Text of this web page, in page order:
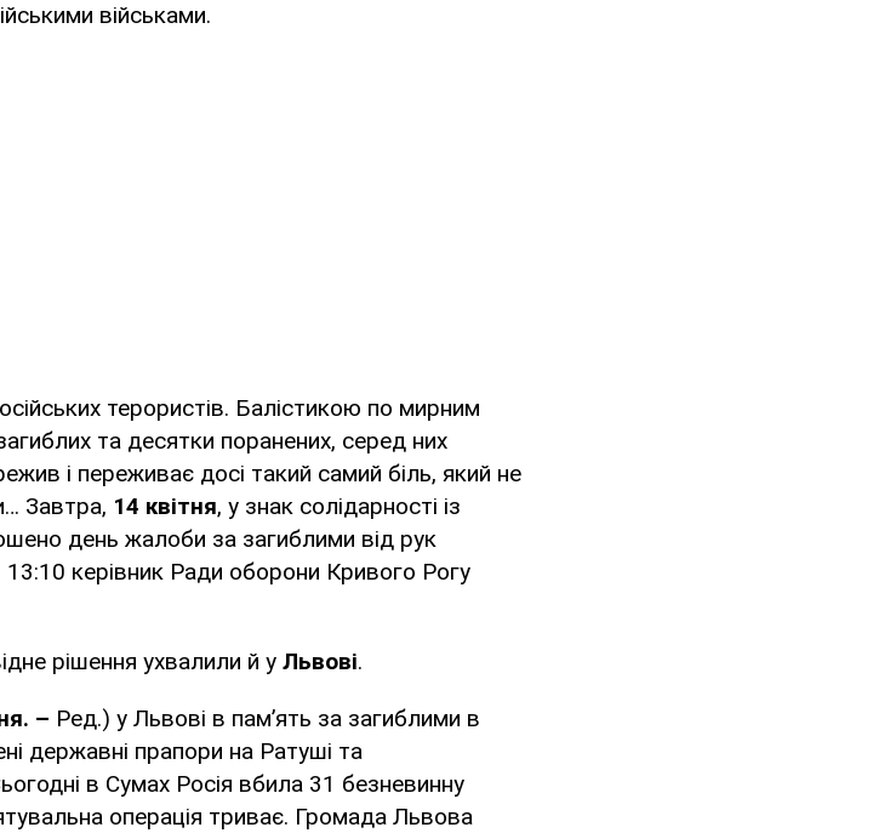
військами.
терористів. Балістикою по мирним
та десятки поранених, серед них
і переживає досі такий самий біль, який не
Завтра, 14 квітня, у знак солідарності із
день жалоби за загиблими від рук
13:10 керівник Ради оборони Кривого Рогу
рішення ухвалили й у Львові.
– Ред.) у Львові в памʼять за загиблими в
державні прапори на Ратуші та
в Сумах Росія вбила 31 безневинну
операція триває. Громада Львова